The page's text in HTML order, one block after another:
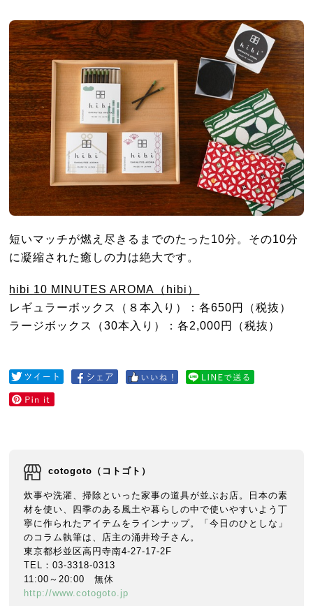
短いマッチが燃え尽きるまでのたった10分。その10分
に凝縮された癒しの力は絶大です。
hibi 10 MINUTES AROMA（hibi）
レギュラーボックス（８本入り）：各650円（税抜）
ラージボックス（30本入り）：各2,000円（税抜）
cotogoto（コトゴト）
炊事や洗濯、掃除といった家事の道具が並ぶお店。日本の素
材を使い、四季のある風土や暮らしの中で使いやすいよう丁
寧に作られたアイテムをラインナップ。「今日のひとしな」
のコラム執筆は、店主の涌井玲子さん。
東京都杉並区高円寺南4-27-17-2F
TEL：03-3318-0313
11:00～20:00 無休
http://www.cotogoto.jp